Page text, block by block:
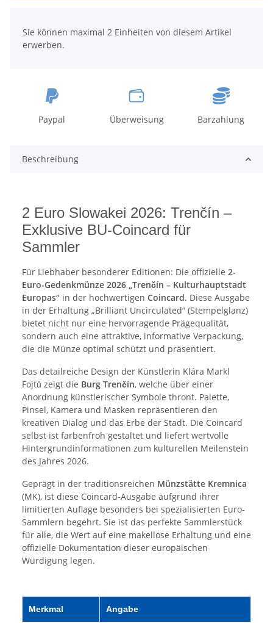
Sie können maximal 2 Einheiten von diesem Artikel
erwerben.
Paypal Überweisung Barzahlung
Beschreibung
2 Euro Slowakei 2026: Trenčín –
Exklusive BU-Coincard für
Sammler
Für Liebhaber besonderer Editionen: Die offizielle 2-
Euro-Gedenkmünze 2026 „Trenčín – Kulturhauptstadt
Europas“ in der hochwertigen Coincard. Diese Ausgabe
in der Erhaltung „Brilliant Uncirculated“ (Stempelglanz)
bietet nicht nur eine hervorragende Prägequalität,
sondern auch eine attraktive, informative Verpackung,
die die Münze optimal schützt und präsentiert.
Das detailreiche Design der Künstlerin Klára Markl
Fojtů zeigt die Burg Trenčín, welche über einer
Anordnung künstlerischer Symbole thront. Palette,
Pinsel, Kamera und Masken repräsentieren den
kreativen Dialog und das Erbe der Stadt. Die Coincard
selbst ist farbenfroh gestaltet und liefert wertvolle
Hintergrundinformationen zum kulturellen Meilenstein
des Jahres 2026.
Geprägt in der traditionsreichen Münzstätte Kremnica
(MK), ist diese Coincard-Ausgabe aufgrund ihrer
limitierten Auflage besonders bei spezialisierten Euro-
Sammlern begehrt. Sie ist das perfekte Sammlerstück
für alle, die Wert auf eine makellose Erhaltung und eine
offizielle Dokumentation dieser europäischen
Würdigung legen.
Merkmal Angabe